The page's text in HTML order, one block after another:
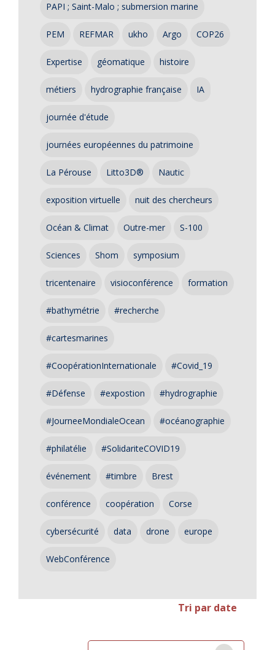
PAPI ; Saint-Malo ; submersion marine
PEM REFMAR ukho Argo COP26
Expertise géomatique histoire
métiers hydrographie française IA
journée d'étude
journées européennes du patrimoine
La Pérouse Litto3D® Nautic
exposition virtuelle nuit des chercheurs
Océan & Climat Outre-mer S-100
Sciences Shom symposium
tricentenaire visioconférence formation
#bathymétrie #recherche
#cartesmarines
#CoopérationInternationale #Covid_19
#Défense #expostion #hydrographie
#JourneeMondialeOcean #océanographie
#philatélie #SolidariteCOVID19
événement #timbre Brest
conférence coopération Corse
cybersécurité data drone europe
WebConférence
Tri par date